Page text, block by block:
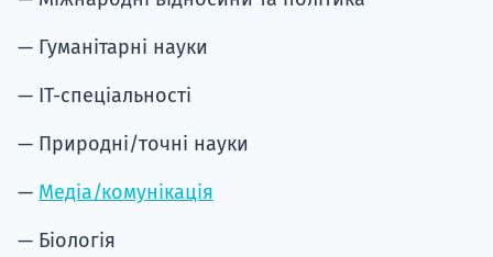
— Гуманітарні науки
— IT-спеціальності
— Природні/точні науки
— Медіа/комунікація
— Біологія